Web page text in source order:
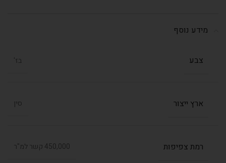
מידע נוסף
צבע בז'
ארץ ייצור סין
רמת צפיפות 450,000 קשר למ"ר